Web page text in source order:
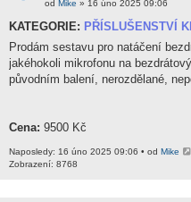
od Mike » 16 úno 2025 09:06
KATEGORIE: PŘÍSLUŠENSTVÍ
Prodám sestavu pro natáčení
jakéhokoli mikrofonu na
původním balení, nerozdělané,
Cena: 9500 Kč
Naposledy: 16 úno 2025 09:06 • od Mike
Zobrazení: 8768